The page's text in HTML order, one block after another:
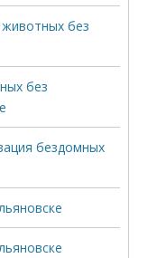
без
без
бездомных